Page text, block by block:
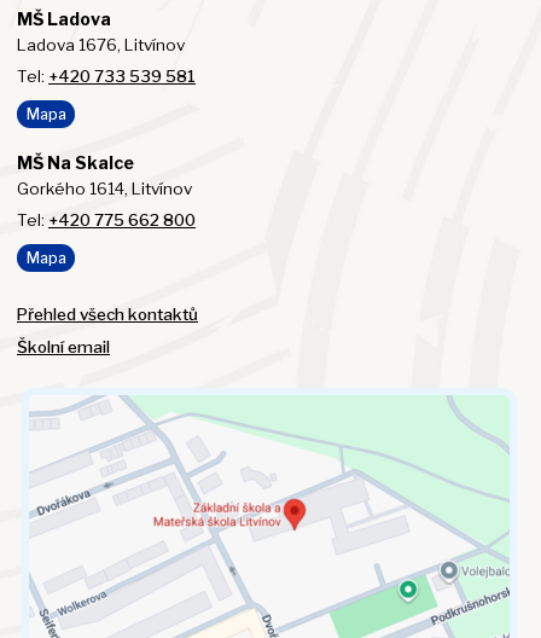
MŠ Ladova
Ladova 1676, Litvínov
Tel: +420 733 539 581
Mapa
MŠ Na Skalce
Gorkého 1614, Litvínov
Tel: +420 775 662 800
Mapa
Přehled všech kontaktů
Školní email